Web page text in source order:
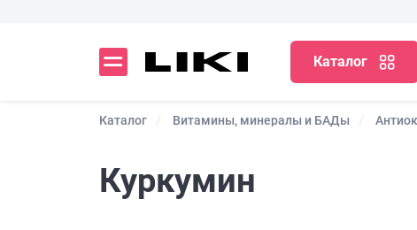
Каталог
Каталог Витамины, минералы и БАДы
Куркумин